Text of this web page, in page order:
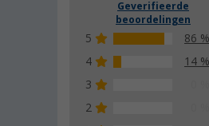
Geverifieerde
beoordelingen
5
86 %
4
14 %
3
2